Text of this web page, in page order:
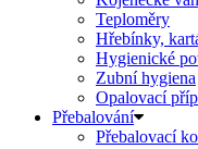
Teploměry
Hřebínky,
Hygienické
Zubní hygiena
Opalovací
Přebalování
Přebalovací